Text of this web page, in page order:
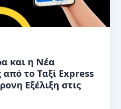
και η Νέα
το Ταξί Express
Εξέλιξη στις